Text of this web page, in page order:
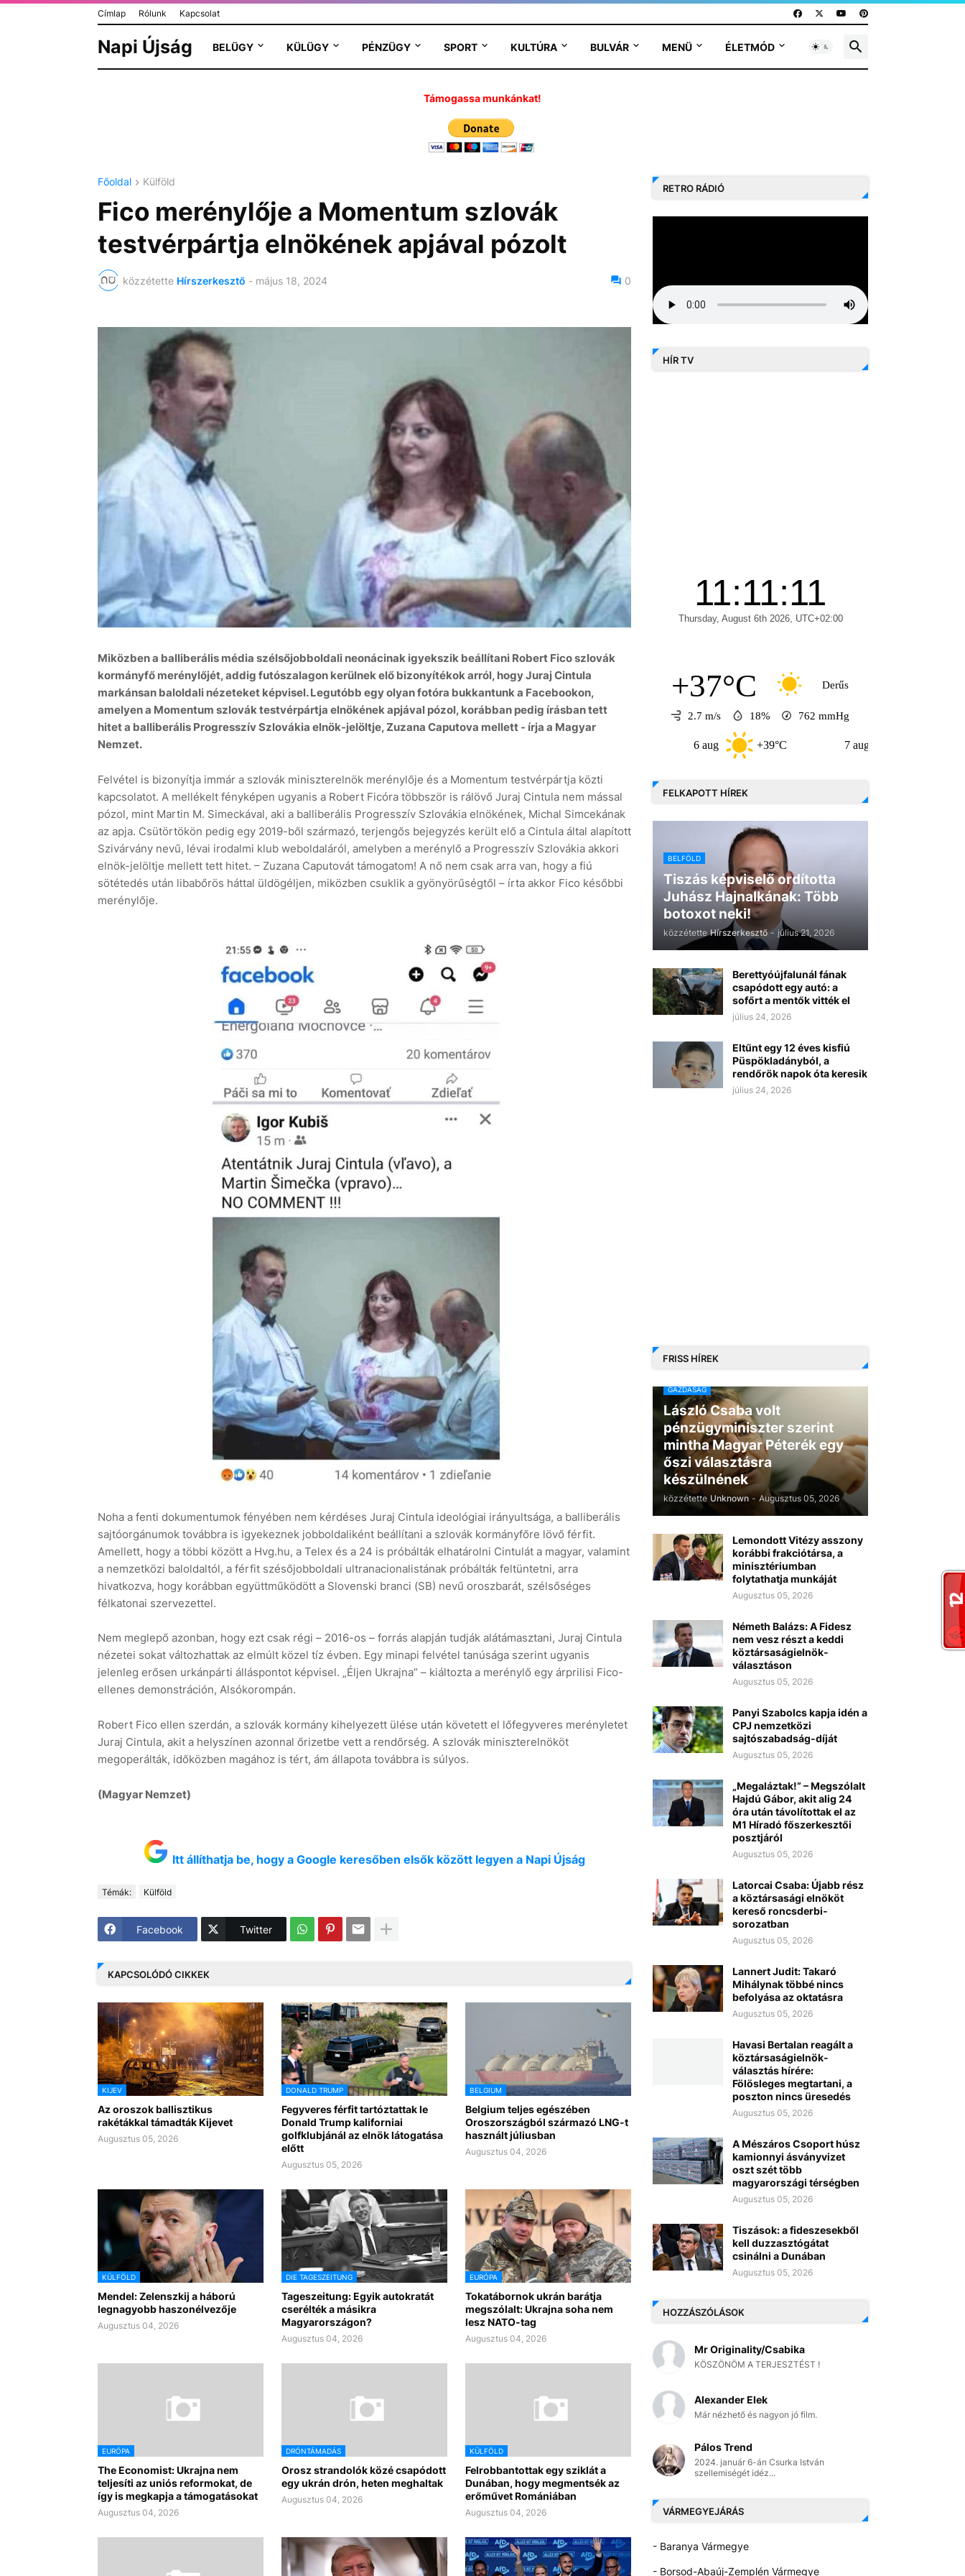
Címlap Rólunk Kapcsolat
Napi Újság BELÜGY KÜLÜGY PÉNZÜGY SPORT KULTÚRA BULVÁR MENÜ ÉLETMÓD
Támogassa munkánkat!
Főoldal Külföld
Fico merénylője a Momentum szlovák
testvérpártja elnökének apjával pózolt
közzétette Hírszerkesztő - május 18, 2024 0
Miközben a balliberális média szélsőjobboldali neonácinak igyekszik beállítani Robert Fico szlovák
kormányfő merénylőjét, addig futószalagon kerülnek elő bizonyítékok arról, hogy Juraj Cintula
markánsan baloldali nézeteket képvisel. Legutóbb egy olyan fotóra bukkantunk a Facebookon,
amelyen a Momentum szlovák testvérpártja elnökének apjával pózol, korábban pedig írásban tett
hitet a balliberális Progresszív Szlovákia elnök-jelöltje, Zuzana Caputova mellett - írja a Magyar
Nemzet.
Felvétel is bizonyítja immár a szlovák miniszterelnök merénylője és a Momentum testvérpártja közti
kapcsolatot. A mellékelt fényképen ugyanis a Robert Ficóra többször is rálövő Juraj Cintula nem mással
pózol, mint Martin M. Simeckával, aki a balliberális Progresszív Szlovákia elnökének, Michal Simcekának
az apja. Csütörtökön pedig egy 2019-ből származó, terjengős bejegyzés került elő a Cintula által alapított
Szivárvány nevű, lévai irodalmi klub weboldaláról, amelyben a merénylő a Progresszív Szlovákia akkori
elnök-jelöltje mellett tett hitet. – Zuzana Caputovát támogatom! A nő nem csak arra van, hogy a fiú
sötétedés után libabőrös háttal üldögéljen, miközben csuklik a gyönyörűségtől – írta akkor Fico későbbi
merénylője.
Noha a fenti dokumentumok fényében nem kérdéses Juraj Cintula ideológiai irányultsága, a balliberális
sajtóorgánumok továbbra is igyekeznek jobboldaliként beállítani a szlovák kormányfőre lövő férfit.
Amellett, hogy a többi között a Hvg.hu, a Telex és a 24 is próbálták elhatárolni Cintulát a magyar, valamint
a nemzetközi baloldaltól, a férfit szésőjobboldali ultranacionalistának próbálták feltüntetni, arra
hivatkozva, hogy korábban együttműködött a Slovenski branci (SB) nevű oroszbarát, szélsőséges
félkatonai szervezettel.
Nem meglepő azonban, hogy ezt csak régi – 2016-os – forrás alapján tudják alátámasztani, Juraj Cintula
nézetei sokat változhattak az elmúlt közel tíz évben. Egy minapi felvétel tanúsága szerint ugyanis
jelenleg erősen urkánpárti álláspontot képvisel. „Éljen Ukrajna” – kiáltozta a merénylő egy árprilisi Fico-
ellenes demonstráción, Alsókorompán.
Robert Fico ellen szerdán, a szlovák kormány kihelyezett ülése után követett el lőfegyveres merényletet
Juraj Cintula, akit a helyszínen azonnal őrizetbe vett a rendőrség. A szlovák miniszterelnököt
megoperálták, időközben magához is tért, ám állapota továbbra is súlyos.
(Magyar Nemzet)
Itt állíthatja be, hogy a Google keresőben elsők között legyen a Napi Újság
Témák: Külföld
Facebook Twitter
KAPCSOLÓDÓ CIKKEK
KIJEV
Az oroszok ballisztikus
rakétákkal támadták Kijevet
Augusztus 05, 2026
DONALD TRUMP
Fegyveres férfit tartóztattak le
Donald Trump kaliforniai
golfklubjánál az elnök látogatása
előtt
Augusztus 05, 2026
BELGIUM
Belgium teljes egészében
Oroszországból származó LNG-t
használt júliusban
Augusztus 04, 2026
KÜLFÖLD
Mendel: Zelenszkij a háború
legnagyobb haszonélvezője
Augusztus 04, 2026
DIE TAGESZEITUNG
Tageszeitung: Egyik autokratát
cserélték a másikra
Magyarországon?
Augusztus 04, 2026
EURÓPA
Tokatábornok ukrán barátja
megszólalt: Ukrajna soha nem
lesz NATO-tag
Augusztus 04, 2026
EURÓPA
The Economist: Ukrajna nem
teljesíti az uniós reformokat, de
így is megkapja a támogatásokat
Augusztus 04, 2026
DRÓNTÁMADÁS
Orosz strandolók közé csapódott
egy ukrán drón, heten meghaltak
Augusztus 04, 2026
KÜLFÖLD
Felrobbantottak egy sziklát a
Dunában, hogy megmentsék az
erőművet Romániában
Augusztus 04, 2026
RETRO RÁDIÓ
HÍR TV
+37°C Derűs
2.7 m/s 18% 762 mmHg
+39°C +32°C
FELKAPOTT HÍREK
BELFÖLD
Tiszás képviselő ordította
Juhász Hajnalkának: Több
botoxot neki!
közzétette Hírszerkesztő - július 21, 2026
Berettyóújfalunál fának
csapódott egy autó: a
sofőrt a mentők vitték el
július 24, 2026
Eltűnt egy 12 éves kisfiú
Püspökladányból, a
rendőrök napok óta keresik
július 24, 2026
FRISS HÍREK
GAZDASÁG
László Csaba volt
pénzügyminiszter szerint
mintha Magyar Péterék egy
őszi választásra
készülnének
közzétette Unknown - Augusztus 05, 2026
Lemondott Vitézy asszony
korábbi frakciótársa, a
minisztériumban
folytathatja munkáját
Augusztus 05, 2026
Németh Balázs: A Fidesz
nem vesz részt a keddi
köztársaságielnök-
választáson
Augusztus 05, 2026
Panyi Szabolcs kapja idén a
CPJ nemzetközi
sajtószabadság-díját
Augusztus 05, 2026
„Megaláztak!” – Megszólalt
Hajdú Gábor, akit alig 24
óra után távolítottak el az
M1 Híradó főszerkesztői
posztjáról
Augusztus 05, 2026
Latorcai Csaba: Újabb rész
a köztársasági elnököt
kereső roncsderbi-
sorozatban
Augusztus 05, 2026
Lannert Judit: Takaró
Mihálynak többé nincs
befolyása az oktatásra
Augusztus 05, 2026
Havasi Bertalan reagált a
köztársaságielnök-
választás hírére:
Fölösleges megtartani, a
poszton nincs üresedés
Augusztus 05, 2026
A Mészáros Csoport húsz
kamionnyi ásványvizet
oszt szét több
magyarországi térségben
Augusztus 05, 2026
Tiszások: a fideszesekből
kell duzzasztógátat
csinálni a Dunában
Augusztus 05, 2026
HOZZÁSZÓLÁSOK
Mr Originality/Csabika
KÖSZÖNÖM A TERJESZTÉST !
Alexander Elek
Már nézhető és nagyon jó film.
Pálos Trend
2024. január 6-án Csurka István
szellemiségét idéz...
VÁRMEGYEJÁRÁS
- Baranya Vármegye
- Borsod-Abaúj-Zemplén Vármegye